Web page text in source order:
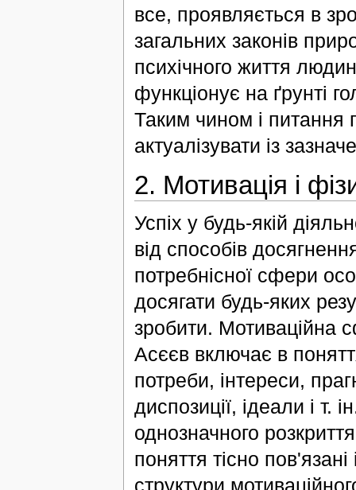
все, проявляється в
загальних законів
психічного життя
функціонує на ґрунті
Таким чином і питання
актуалізувати із
2. Мотивація і
Успіх у будь-якій
від способів
потребнісної сфери
досягати будь-яких
зробити. Мотиваційна
Асєєв включає в
потреби, інтереси,
диспозиції, ідеали і
однозначного
поняття тісно